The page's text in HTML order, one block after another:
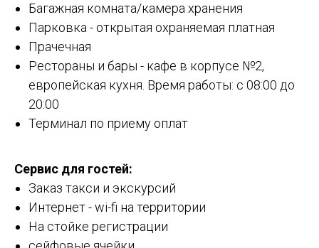
Багажная комната/камера хранения
Парковка - открытая охраняемая платная
Прачечная
Рестораны и бары - кафе в корпусе №2,
европейская кухня. Время работы: с 08:00 до
20:00
Терминал по приему оплат
Cервис для гостей:
Заказ такси и экскурсий
Интернет - wi-fi на территории
На стойке регистрации